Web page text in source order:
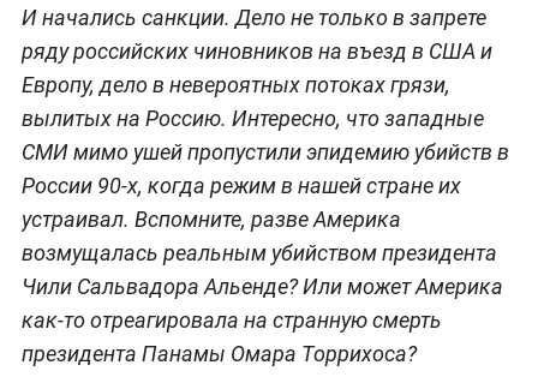
И начались санкции. Дело не только в запрете
ряду российских чиновников на въезд в США и
Европу, дело в невероятных потоках грязи,
вылитых на Россию. Интересно, что западные
СМИ мимо ушей пропустили эпидемию убийств в
России 90-х, когда режим в нашей стране их
устраивал. Вспомните, разве Америка
возмущалась реальным убийством президента
Чили Сальвадора Альенде? Или может Америка
как-то отреагировала на странную смерть
президента Панамы Омара Торрихоса?